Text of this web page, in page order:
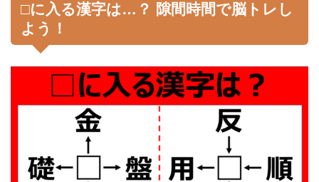
□に入る漢字は…？ 隙間時間で脳トレし
よう！